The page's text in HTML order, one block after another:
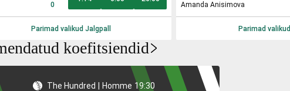
0
Parimad valikud Jalgpall
Amanda Anisimova
Parimad valikud
koefitsiendid
The Hundred Homme 19:30